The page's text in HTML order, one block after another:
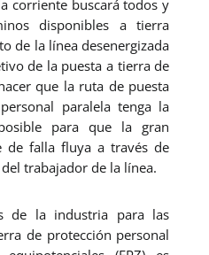
corriente buscará todos y
disponibles a tierra
de la línea desenergizada
de la puesta a tierra de
que la ruta de puesta
paralela tenga la
para que la gran
de falla fluya a través de
trabajador de la línea.
de la industria para las
de protección personal